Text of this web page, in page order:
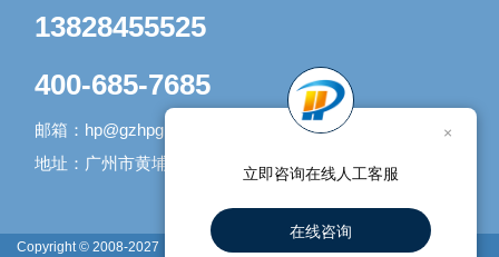
13828455525
400-685-7685
邮箱：hp@gzhpgroup.com
地址：广州市黄埔区开发大道1338号1号库
Copyright © 2008-2027 广州新天地物流有限公司 版权所有 |
网站地图
×
立即咨询在线人工客服
在线咨询